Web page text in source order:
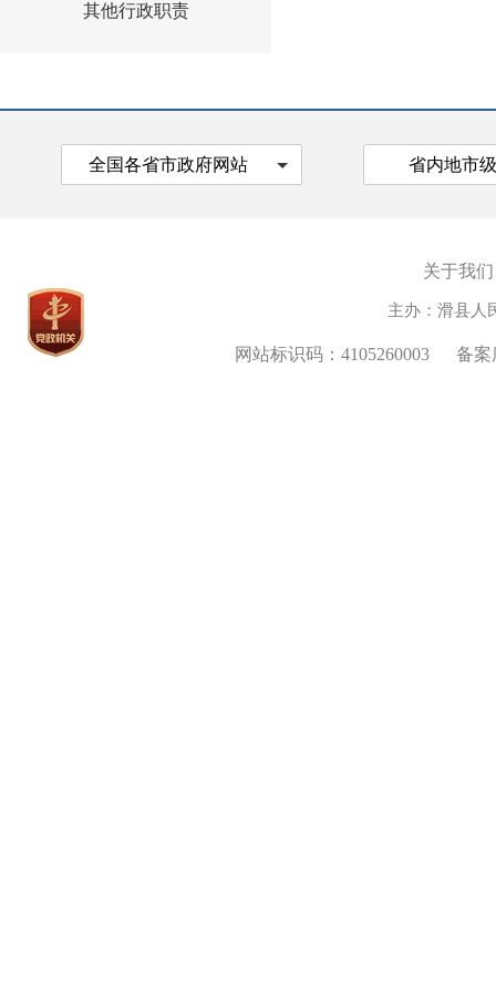
其他行政职责
全国各省市政府网站 省内地市
关于我们
主办：滑县人
网站标识码：4105260003 备案